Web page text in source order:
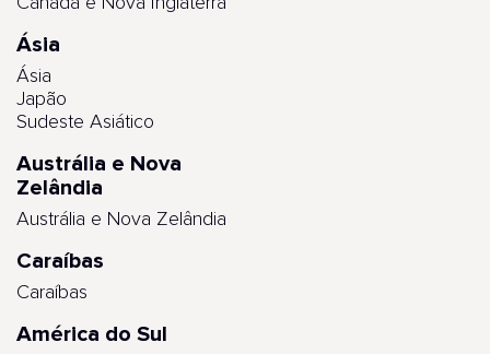
Ásia
Ásia
Japão
Sudeste Asiático
Austrália e Nova
Zelândia
Austrália e Nova Zelândia
Caraíbas
Caraíbas
América do Sul